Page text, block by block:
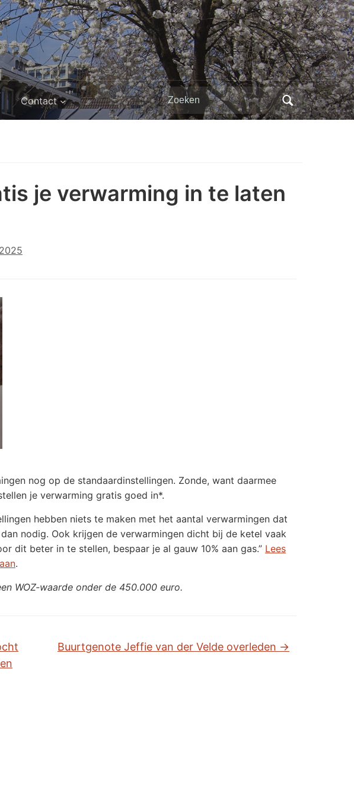
Contact
Zoeken
naar:
je verwarming in te laten
nog op de standaardinstellingen. Zonde, want daarmee
je verwarming gratis goed in*.
hebben niets te maken met het aantal verwarmingen dat
nodig. Ook krijgen de verwarmingen dicht bij de ketel vaak
dit beter in te stellen, bespaar je al gauw 10% aan gas.” Lees
.
WOZ-waarde onder de 450.000 euro.
Buurtgenote Jeffie van der Velde overleden →